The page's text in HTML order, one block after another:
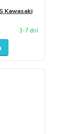
Kawasaki
3-7 dní